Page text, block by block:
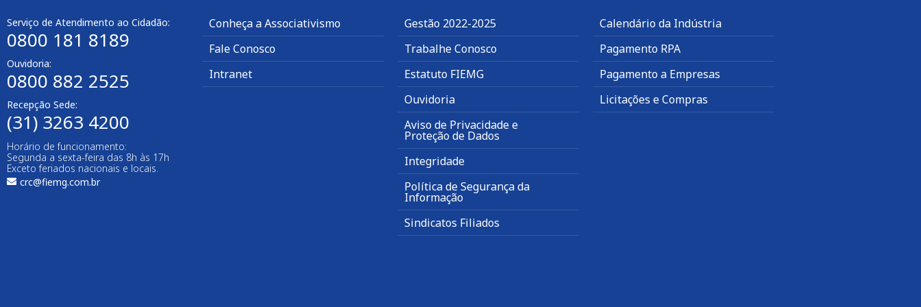
Serviço de Atendimento ao Cidadão:
0800 181 8189
Ouvidoria:
0800 882 2525
Recepção Sede:
(31) 3263 4200
Horário de funcionamento:
Segunda a sexta-feira das 8h às 17h
Exceto feriados nacionais e locais.
crc@fiemg.com.br
Conheça a Associativismo
Fale Conosco
Intranet
Gestão 2022-2025
Trabalhe Conosco
Estatuto FIEMG
Ouvidoria
Aviso de Privacidade e
Proteção de Dados
Integridade
Política de Segurança da
Informação
Sindicatos Filiados
Calendário da Indústria
Pagamento RPA
Pagamento a Empresas
Licitações e Compras